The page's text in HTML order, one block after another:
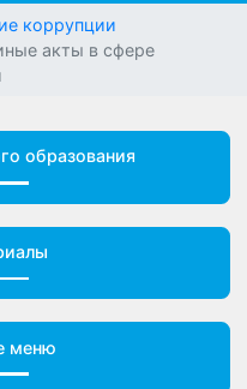
коррупции
акты в сфере
образования